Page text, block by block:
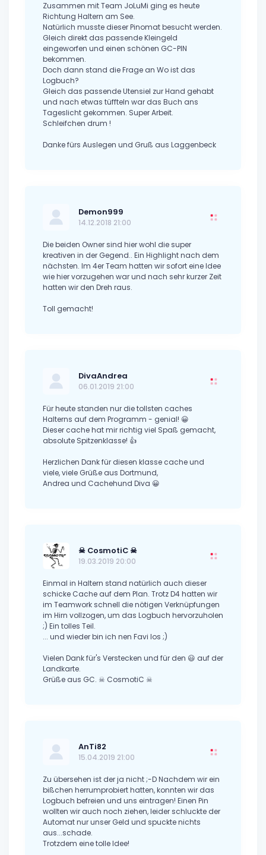
Zusammen mit Team JoLuMi ging es heute
Richtung Haltern am See.
Natürlich musste dieser Pinomat besucht werden.
Gleich direkt das passende Kleingeld
eingeworfen und einen schönen GC-PIN
bekommen.
Doch dann stand die Frage an Wo ist das
Logbuch?
Gleich das passende Utensiel zur Hand gehabt
und nach etwas tüffteln war das Buch ans
Tageslicht gekommen. Super Arbeit.
Schleifchen drum !
Danke fürs Auslegen und Gruß aus Laggenbeck
Demon999
14.12.2018 21:00
Die beiden Owner sind hier wohl die super
kreativen in der Gegend.. Ein Highlight nach dem
nächsten. Im 4er Team hatten wir sofort eine Idee
wie hier vorzugehen war und nach sehr kurzer Zeit
hatten wir den Dreh raus.
Toll gemacht!
DivaAndrea
06.01.2019 21:00
Für heute standen nur die tollsten caches
Halterns auf dem Programm - genial! 😀
Dieser cache hat mir richtig viel Spaß gemacht,
absolute Spitzenklasse! 👍
Herzlichen Dank für diesen klasse cache und
viele, viele Grüße aus Dortmund,
Andrea und Cachehund Diva 😀
☠ CosmotiC ☠
19.03.2019 20:00
Einmal in Haltern stand natürlich auch dieser
schicke Cache auf dem Plan. Trotz D4 hatten wir
im Teamwork schnell die nötigen Verknüpfungen
im Hirn vollzogen, um das Logbuch hervorzuholen
;) Ein tolles Teil.
... und wieder bin ich nen Favi los ;)
Vielen Dank für's Verstecken und für den 😃 auf der
Landkarte.
Grüße aus GC. ☠ CosmotiC ☠
AnTi82
15.04.2019 21:00
Zu übersehen ist der ja nicht ;-D Nachdem wir ein
bißchen herrumprobiert hatten, konnten wir das
Logbuch befreien und uns eintragen! Einen Pin
wollten wir auch noch ziehen, leider schluckte der
Automat nur unser Geld und spuckte nichts
aus...schade.
Trotzdem eine tolle Idee!